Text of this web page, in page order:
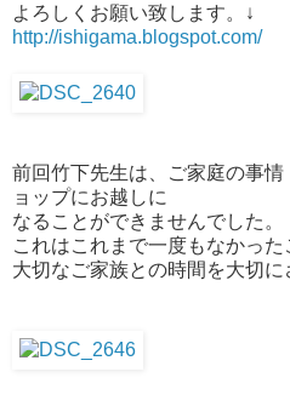
よろしくお願い致します。↓
http://ishigama.blogspot.com/
前回竹下先生は、ご家庭の事
ョップにお越しに
なることができませんでした。
これはこれまで一度もなかった
大切なご家族との時間を大切に